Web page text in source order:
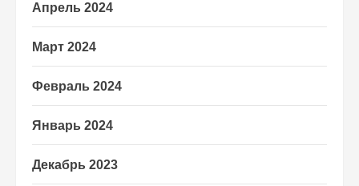
Апрель 2024
Март 2024
Февраль 2024
Январь 2024
Декабрь 2023